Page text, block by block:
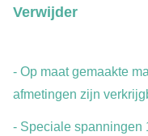
Verwijder
- Op maat gemaakte
afmetingen zijn
- Speciale spanningen